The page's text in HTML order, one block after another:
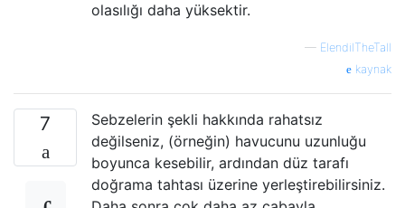
olasılığı daha yüksektir.
— ElendilTheTall
kaynak
7
Sebzelerin şekli hakkında rahatsız
değilseniz, (örneğin) havucunu uzunluğu
boyunca kesebilir, ardından düz tarafı
doğrama tahtası üzerine yerleştirebilirsiniz.